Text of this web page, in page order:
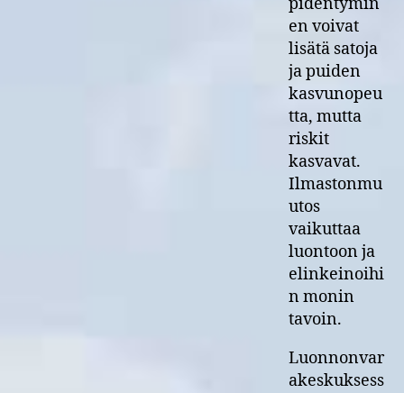
en voivat
lisätä satoja
ja puiden
kasvunopeu
tta, mutta
riskit
kasvavat.
Ilmastonmu
utos
vaikuttaa
luontoon ja
elinkeinoihi
n monin
tavoin.
Luonnonvar
akeskuksess